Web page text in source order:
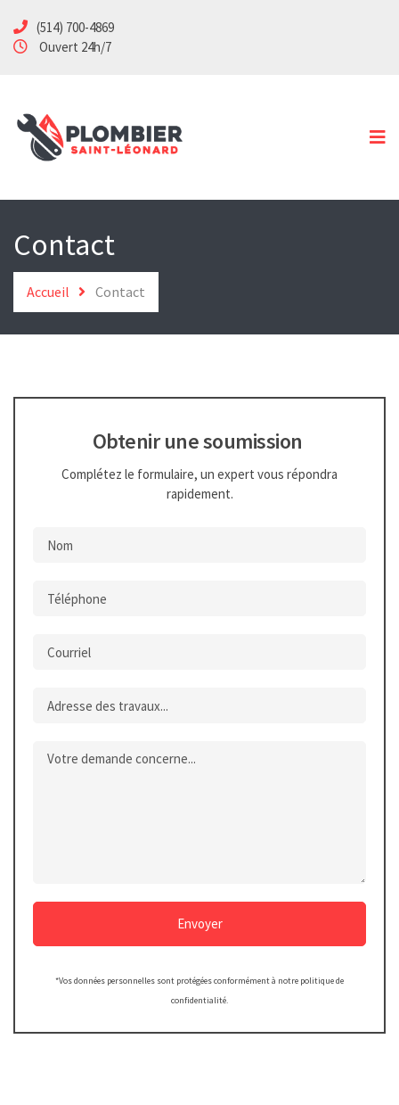
Accueil
Spécialités
Soumission
Contact
(514) 700-4869
Ouvert 24h/7
Contact
Accueil Contact
Obtenir une soumission
Complétez le formulaire, un expert vous répondra
rapidement.
Envoyer
*Vos données personnelles sont protégées conformément à notre politique de
confidentialité.